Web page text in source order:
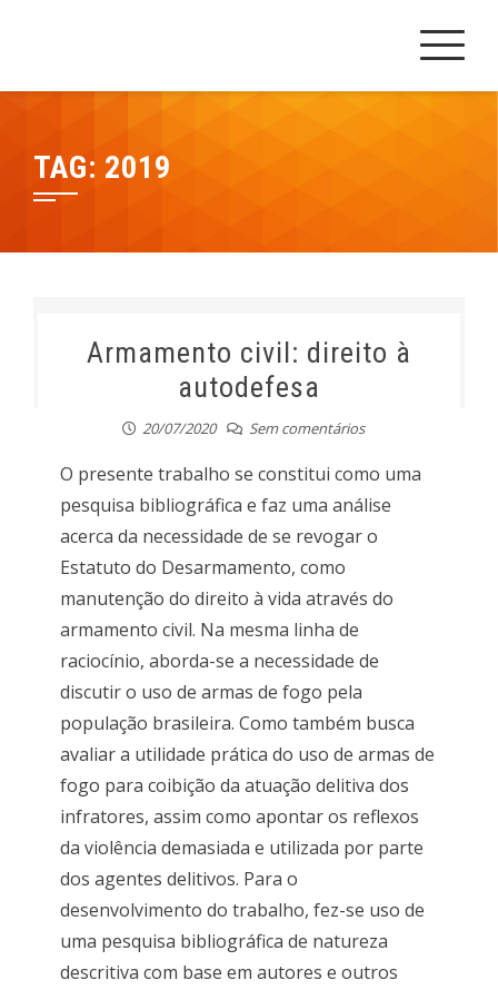
TAG: 2019
Armamento civil: direito à
autodefesa
20/07/2020 Sem comentários
O presente trabalho se constitui como uma
pesquisa bibliográfica e faz uma análise
acerca da necessidade de se revogar o
Estatuto do Desarmamento, como
manutenção do direito à vida através do
armamento civil. Na mesma linha de
raciocínio, aborda-se a necessidade de
discutir o uso de armas de fogo pela
população brasileira. Como também busca
avaliar a utilidade prática do uso de armas de
fogo para coibição da atuação delitiva dos
infratores, assim como apontar os reflexos
da violência demasiada e utilizada por parte
dos agentes delitivos. Para o
desenvolvimento do trabalho, fez-se uso de
uma pesquisa bibliográfica de natureza
descritiva com base em autores e outros